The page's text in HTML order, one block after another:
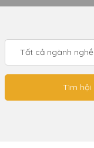
Tất cả ngành nghề